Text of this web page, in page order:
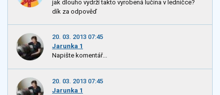
jak dlouho vydrží takto vyrobená lučina v ledničce?
dík za odpověď
20. 03. 2013 07:45
Jarunka 1
Napište komentář...
20. 03. 2013 07:45
Jarunka 1